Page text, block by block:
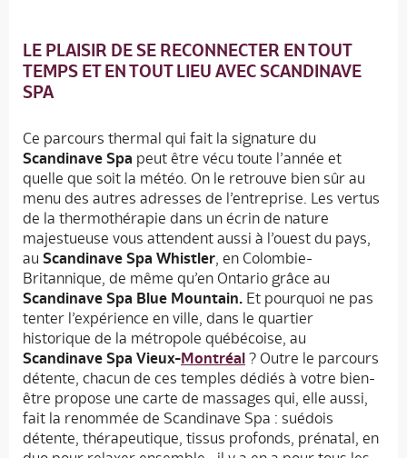
LE PLAISIR DE SE RECONNECTER EN TOUT
TEMPS ET EN TOUT LIEU AVEC SCANDINAVE
SPA
Ce parcours thermal qui fait la signature du
Scandinave Spa peut être vécu toute l’année et
quelle que soit la météo. On le retrouve bien sûr au
menu des autres adresses de l’entreprise. Les vertus
de la thermothérapie dans un écrin de nature
majestueuse vous attendent aussi à l’ouest du pays,
au Scandinave Spa Whistler, en Colombie-
Britannique, de même qu’en Ontario grâce au
Scandinave Spa Blue Mountain. Et pourquoi ne pas
tenter l’expérience en ville, dans le quartier
historique de la métropole québécoise, au
Scandinave Spa Vieux-Montréal ? Outre le parcours
détente, chacun de ces temples dédiés à votre bien-
être propose une carte de massages qui, elle aussi,
fait la renommée de Scandinave Spa : suédois
détente, thérapeutique, tissus profonds, prénatal, en